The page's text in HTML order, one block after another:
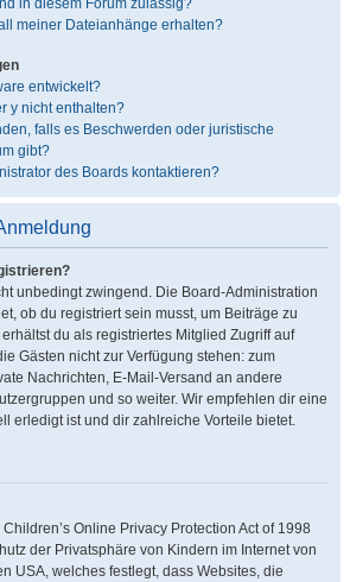
in diesem Forum zulässig?
meiner Dateianhänge erhalten?
entwickelt?
y nicht enthalten?
falls es Beschwerden oder juristische
gibt?
des Boards kontaktieren?
unbedingt zwingend. Die Board-Administration
ob du registriert sein musst, um Beiträge zu
du als registriertes Mitglied Zugriff auf
Gästen nicht zur Verfügung stehen: zum
Nachrichten, E-Mail-Versand an andere
und so weiter. Wir empfehlen dir eine
erledigt ist und dir zahlreiche Vorteile bietet.
Online Privacy Protection Act of 1998
der Privatsphäre von Kindern im Internet von
USA, welches festlegt, dass Websites, die